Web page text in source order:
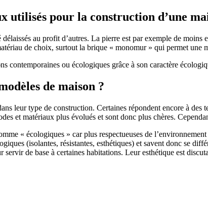
utilisés pour la construction d’une
au profit d’autres. La pierre est par exemple de
de choix, surtout la brique « monomur » qui permet une
contemporaines ou écologiques grâce à son caractère
de maison ?
leur type de construction. Certaines répondent encore à
et matériaux plus évolués et sont donc plus chères.
« écologiques » car plus respectueuses de
(isolantes, résistantes, esthétiques) et savent donc se
servir de base à certaines habitations. Leur esthétique est